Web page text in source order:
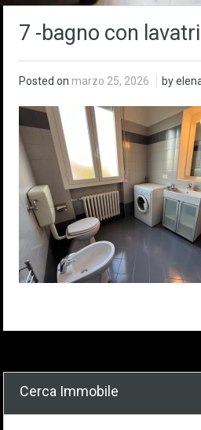
7 -bagno con
Posted on marzo 25, 2026 by
Cerca Immobile